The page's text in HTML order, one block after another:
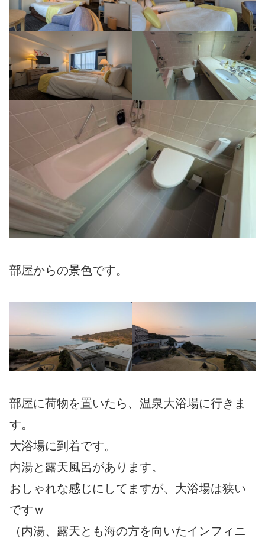
部屋からの景色です。
部屋に荷物を置いたら、温泉大浴場に行きま
す。
大浴場に到着です。
内湯と露天風呂があります。
おしゃれな感じにしてますが、大浴場は狭い
ですｗ
（内湯、露天とも海の方を向いたインフィニ